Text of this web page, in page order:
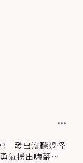
「發出沒聽過怪
氣撈出嗨翻：